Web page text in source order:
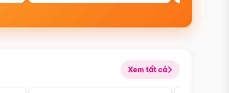
Xem tất cả
Điểm nổi bật